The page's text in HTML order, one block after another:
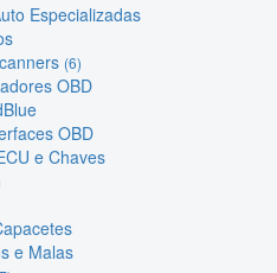
Especializadas
(6)
OBD
OBD
e Chaves
e Malas